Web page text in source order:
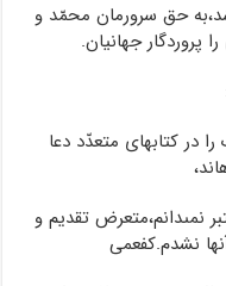
حق سرورمان محمّد و
جهانیان.
در کتابهاى متعدّد دعا
نمى‏دانم،متعرض تقدیم و
نشدم.کفعمى